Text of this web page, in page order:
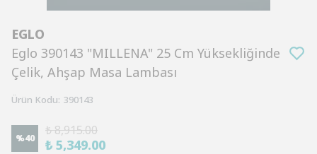
EGLO
Eglo 390143 "MILLENA" 25 Cm Yüksekliğinde
Çelik, Ahşap Masa Lambası
Ürün Kodu: 390143
%40
₺ 8,915.00
₺ 5,349.00